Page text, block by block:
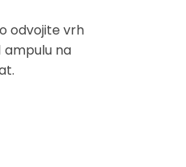
odvojite vrh
ampulu na